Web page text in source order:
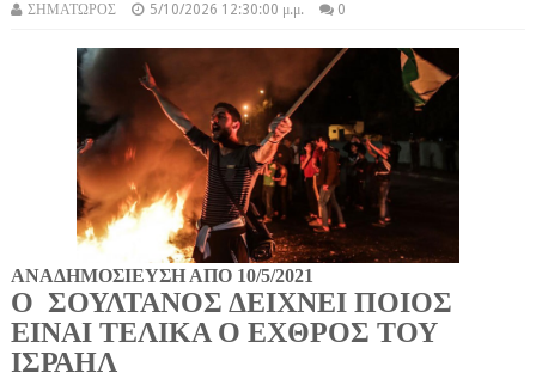
ΣΗΜΑΤΩΡΟΣ 5/10/2026 12:30:00 μ.μ. 0
ΑΝΑΔΗΜΟΣΙΕΥΣΗ ΑΠΟ 10/5/2021
Ο ΣΟΥΛΤΑΝΟΣ ΔΕΙΧΝΕΙ ΠΟΙΟΣ
ΕΙΝΑΙ ΤΕΛΙΚΑ Ο ΕΧΘΡΟΣ ΤΟΥ
ΙΣΡΑΗΛ